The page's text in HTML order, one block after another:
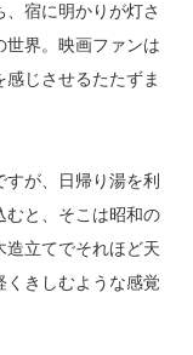
宿に明かりが灯さ
界。映画ファンは
じさせるたたずま
が、日帰り湯を利
むと、そこは昭和の
立てでそれほど天
きしむような感覚